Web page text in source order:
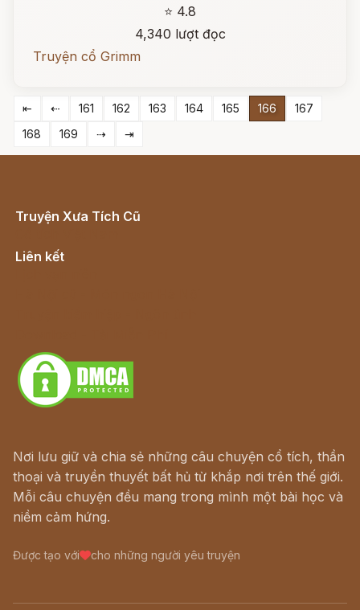
⭐ 4.8
4,340 lượt đọc
Truyện cổ Grimm
⇤ ⇠ 161 162 163 164 165 166
167
168
169 ⇢ ⇥
Truyện Xưa Tích Cũ
Liên kết
Nơi lưu giữ và chia sẻ những câu chuyện cổ tích, thần
thoại và truyền thuyết bất hủ từ khắp nơi trên thế giới.
Mỗi câu chuyện đều mang trong mình một bài học và
niềm cảm hứng.
Được tạo với cho những người yêu truyện